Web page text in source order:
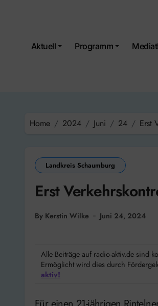
Aktuell Programm
Home 2024 Juni 24 Erst
Landkreis Schaumburg
Erst
By Kerstin Wilke Juni 24, 2024
Alle Beiträge auf radio-aktiv.de sind
Ermöglicht wird dies durch
aktiv!